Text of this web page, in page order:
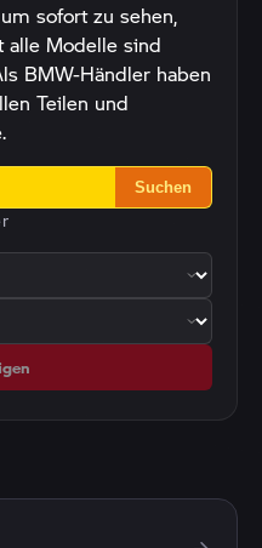
sofort zu sehen,
alle Modelle sind
BMW-Händler haben
Teilen und
Suchen